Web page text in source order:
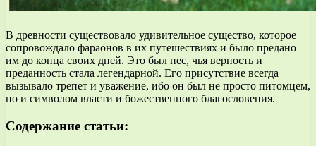
В древности существовало удивительное существо, которое
сопровождало фараонов в их путешествиях и было предано
им до конца своих дней. Это был пес, чья верность и
преданность стала легендарной. Его присутствие всегда
вызывало трепет и уважение, ибо он был не просто питомцем,
но и символом власти и божественного благословения.
Содержание статьи: